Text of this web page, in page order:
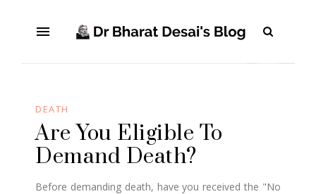
DEATH
Are You Eligible To
Demand Death?
Before demanding death, have you received the "No